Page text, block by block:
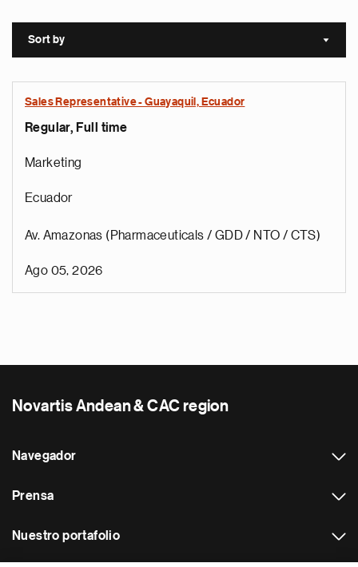
Sort by Sort
Sales Representative - Guayaquil, Ecuador
Regular, Full time
Marketing
Ecuador
Av. Amazonas (Pharmaceuticals / GDD / NTO / CTS)
Ago 05, 2026
Novartis Andean & CAC region
Navegador
Prensa
Nuestro portafolio